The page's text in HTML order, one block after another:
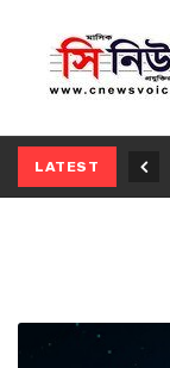
LATEST